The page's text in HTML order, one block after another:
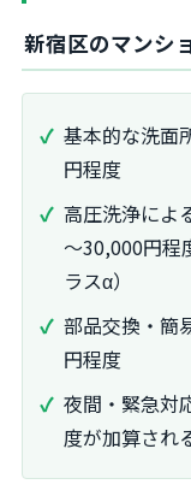
新宿区のマンシ
基本的な洗面
円程度
高圧洗浄によ
～30,000円程
ラスα）
部品交換・簡
円程度
夜間・緊急対
度が加算され